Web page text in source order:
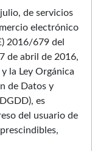
de servicios
electrónico
2016/679 del
de abril de 2016,
la Ley Orgánica
de Datos y
es
del usuario de